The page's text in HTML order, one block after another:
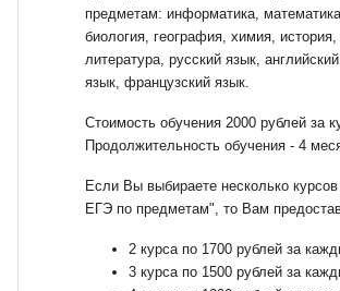
предметам: информатика,
биология, география, химия, история,
литература, русский язык,
язык, французский язык.
Стоимость обучения 2000 рублей за
Продолжительность обучения - 4
Если Вы выбираете несколько курсов
ЕГЭ по предметам", то Вам
2 курса по 1700 рублей за
3 курса по 1500 рублей за